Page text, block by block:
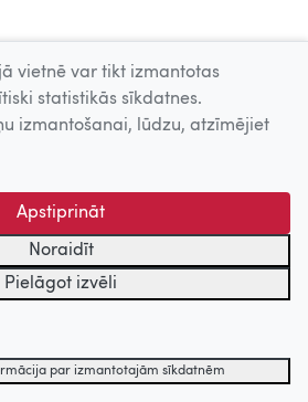
vietnē var tikt izmantotas
statistikās sīkdatnes.
izmantošanai, lūdzu, atzīmējiet
Apstiprināt
Noraidīt
Pielāgot izvēli
par izmantotajām sīkdatnēm